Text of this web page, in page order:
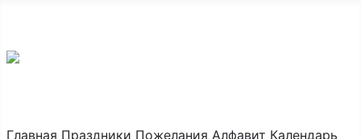
Главная Праздники Пожелания Алфавит Календарь